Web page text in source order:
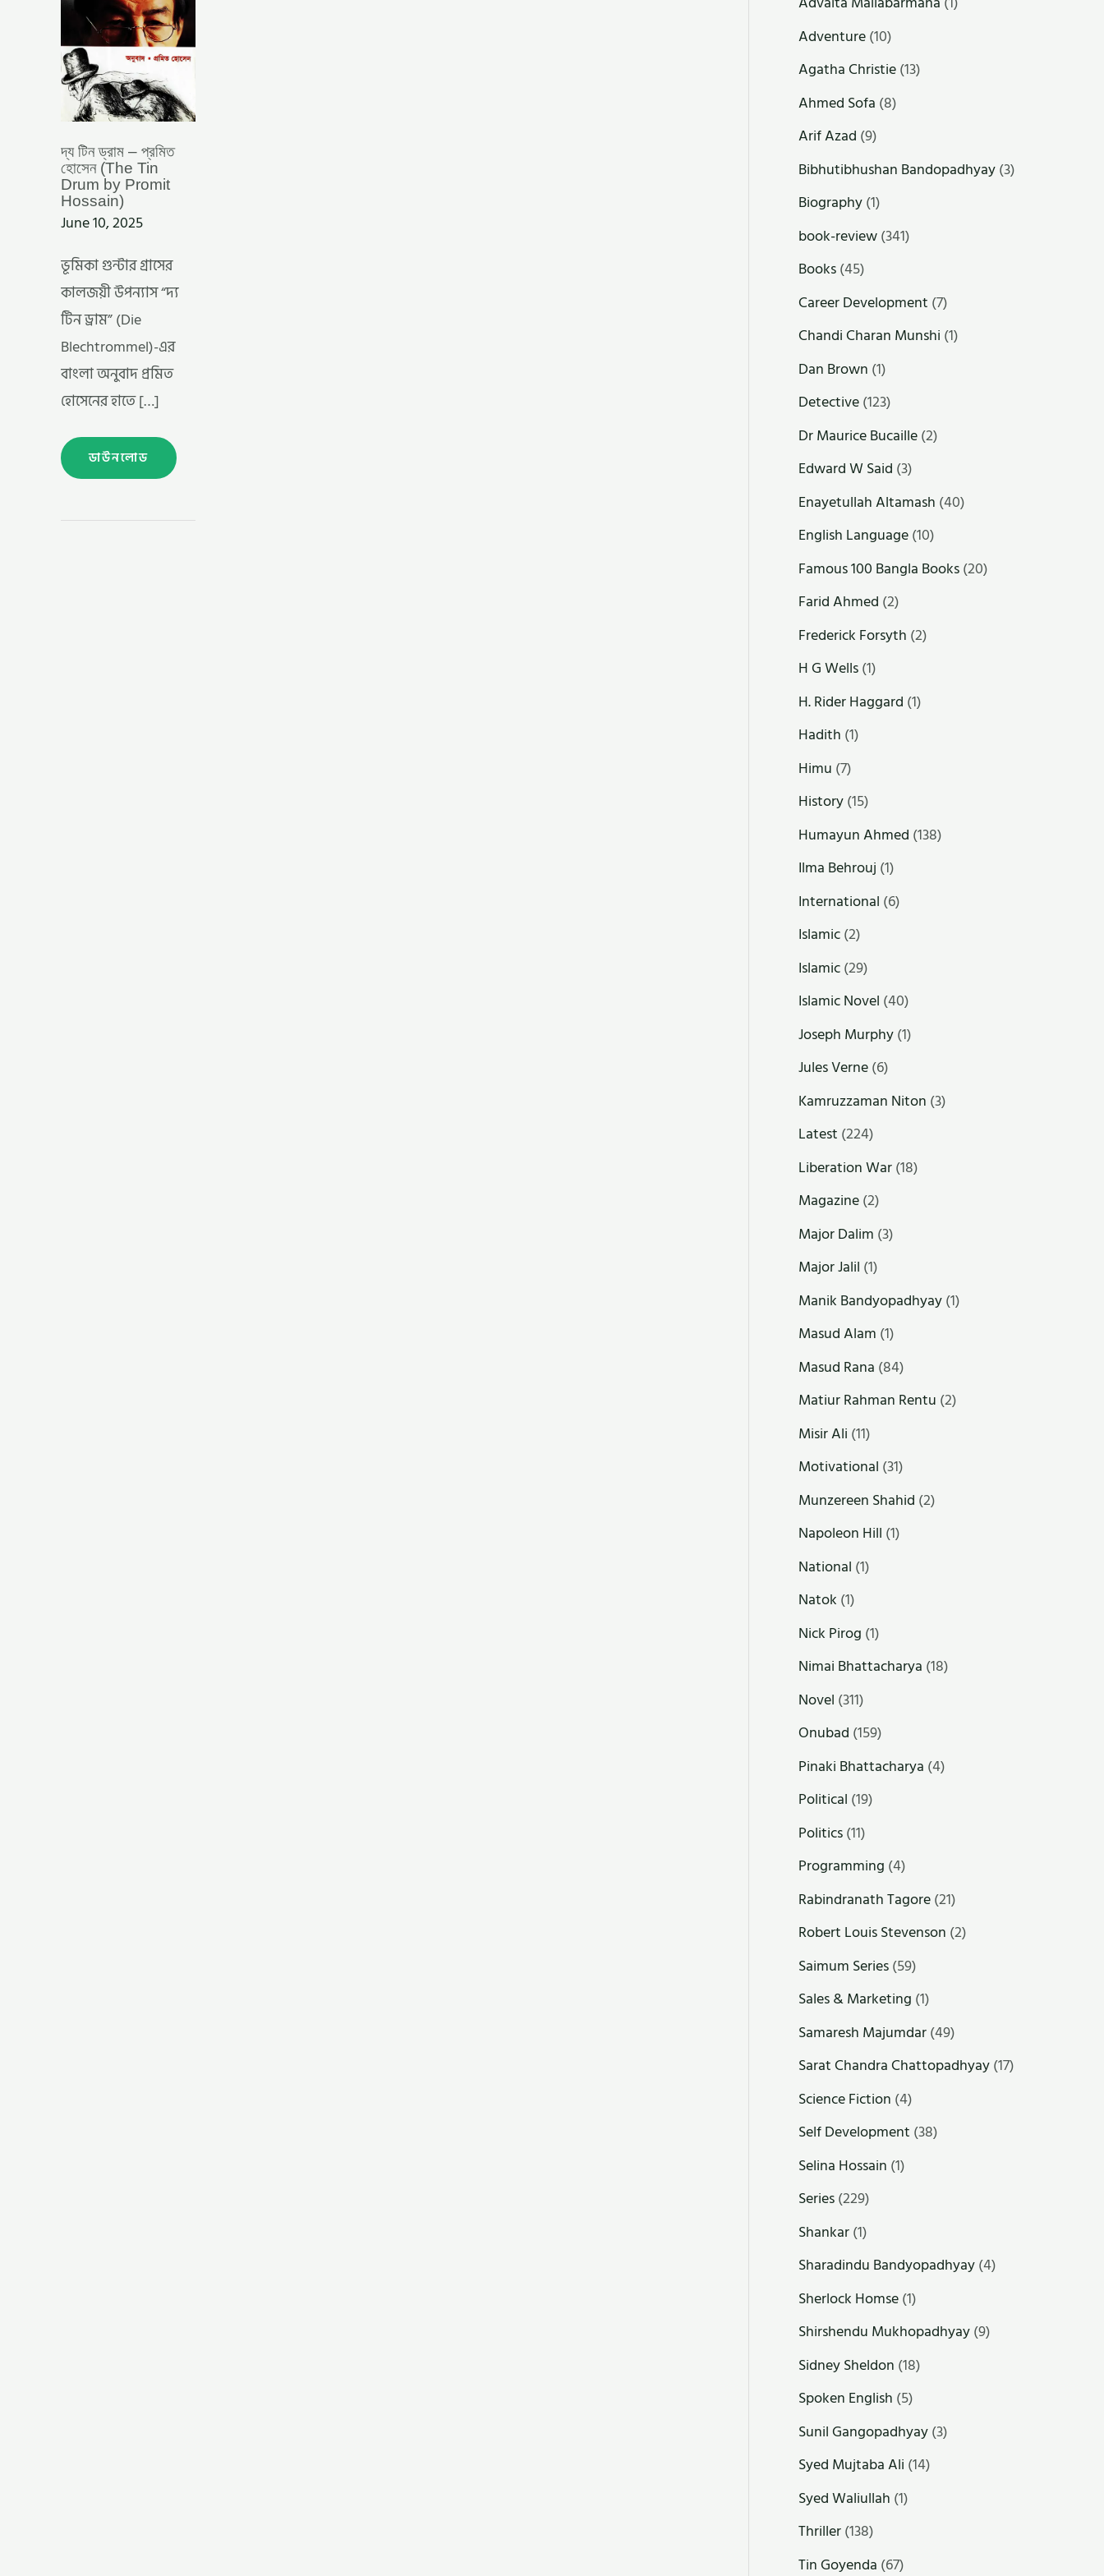
দ্য টিন ড্রাম – প্রমিত
হোসেন (The Tin
Drum by Promit
Hossain)
June 10, 2025
ভূমিকা গুন্টার গ্রাসের
কালজয়ী উপন্যাস “দ্য
টিন ড্রাম” (Die
Blechtrommel)-এর
বাংলা অনুবাদ প্রমিত
হোসেনের হাতে […]
DRUM
BY
PROMIT
HOSSAIN)
ডাউনলোড
Adventure(10)
Agatha Christie(13)
Ahmed Sofa (8)
Arif Azad (9)
Bibhutibhushan Bandopadhyay(3)
Biography(1)
book-review(341)
Books(45)
Career Development (7)
Chandi Charan Munshi (1)
Dan Brown (1)
Detective(123)
Dr Maurice Bucaille(2)
Edward W Said (3)
Enayetullah Altamash (40)
English Language(10)
Famous 100 Bangla Books(20)
Farid Ahmed (2)
Frederick Forsyth (2)
H G Wells(1)
H. Rider Haggard (1)
Hadith (1)
Himu (7)
History(15)
Humayun Ahmed (138)
Ilma Behrouj (1)
International (6)
Islamic(2)
Islamic(29)
Islamic Novel (40)
Joseph Murphy(1)
Jules Verne(6)
Kamruzzaman Niton (3)
Latest (224)
Liberation War(18)
Magazine(2)
Major Dalim (3)
Major Jalil (1)
Manik Bandyopadhyay(1)
Masud Alam (1)
Masud Rana (84)
Matiur Rahman Rentu (2)
Misir Ali (11)
Motivational (31)
Munzereen Shahid (2)
Napoleon Hill (1)
National (1)
Natok (1)
Nick Pirog (1)
Nimai Bhattacharya (18)
Novel (311)
Onubad (159)
Pinaki Bhattacharya (4)
Political (19)
Politics(11)
Programming (4)
Rabindranath Tagore(21)
Robert Louis Stevenson (2)
Saimum Series(59)
Sales & Marketing (1)
Samaresh Majumdar(49)
Sarat Chandra Chattopadhyay(17)
Science Fiction (4)
Self Development (38)
Selina Hossain (1)
Series(229)
Shankar(1)
Sharadindu Bandyopadhyay(4)
Sherlock Homse(1)
Shirshendu Mukhopadhyay(9)
Sidney Sheldon (18)
Spoken English (5)
Sunil Gangopadhyay(3)
Syed Mujtaba Ali (14)
Syed Waliullah (1)
Thriller(138)
Tin Goyenda (67)